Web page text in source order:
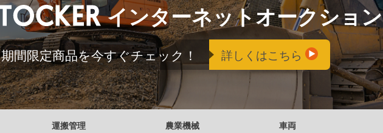
インターネットオークション
期間限定商品を今すぐチェック！ 詳しくはこちら
運搬管理 農業機械 車両